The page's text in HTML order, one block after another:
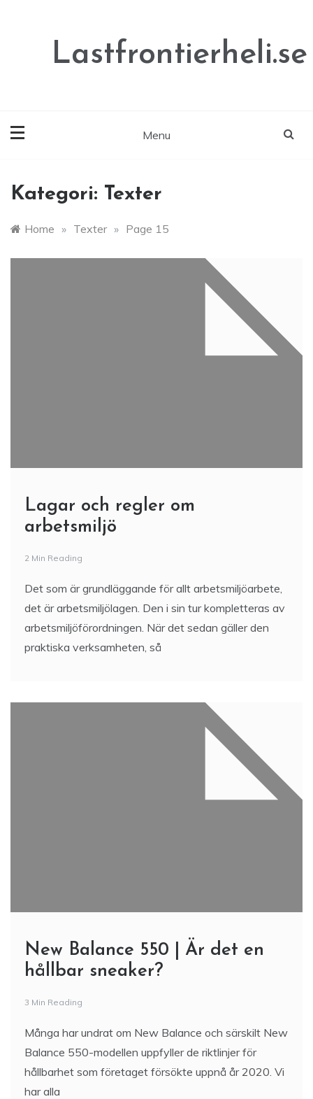
Lastfrontierheli.se
Menu
Kategori: Texter
Home » Texter » Page 15
Lagar och regler om
arbetsmiljö
2 Min Reading
Det som är grundläggande för allt arbetsmiljöarbete,
det är arbetsmiljölagen. Den i sin tur kompletteras av
arbetsmiljöförordningen. När det sedan gäller den
praktiska verksamheten, så
New Balance 550 | Är det en
hållbar sneaker?
3 Min Reading
Många har undrat om New Balance och särskilt New
Balance 550-modellen uppfyller de riktlinjer för
hållbarhet som företaget försökte uppnå år 2020. Vi
har alla